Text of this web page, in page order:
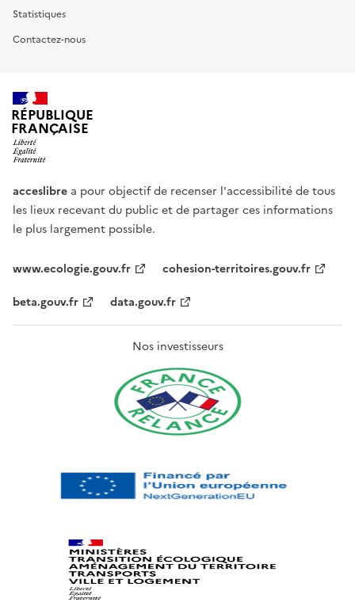
Statistiques
Contactez-nous
RÉPUBLIQUE
FRANÇAISE
acceslibre a pour objectif de recenser l'accessibilité de tous
les lieux recevant du public et de partager ces informations
le plus largement possible.
www.ecologie.gouv.fr
cohesion-territoires.gouv.fr
beta.gouv.fr
data.gouv.fr
Nos investisseurs